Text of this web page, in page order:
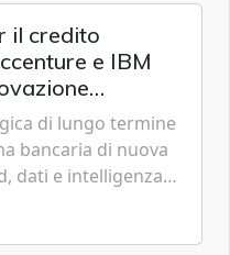
il credito
e IBM
di lungo termine
bancaria di nuova
dati e intelligenza